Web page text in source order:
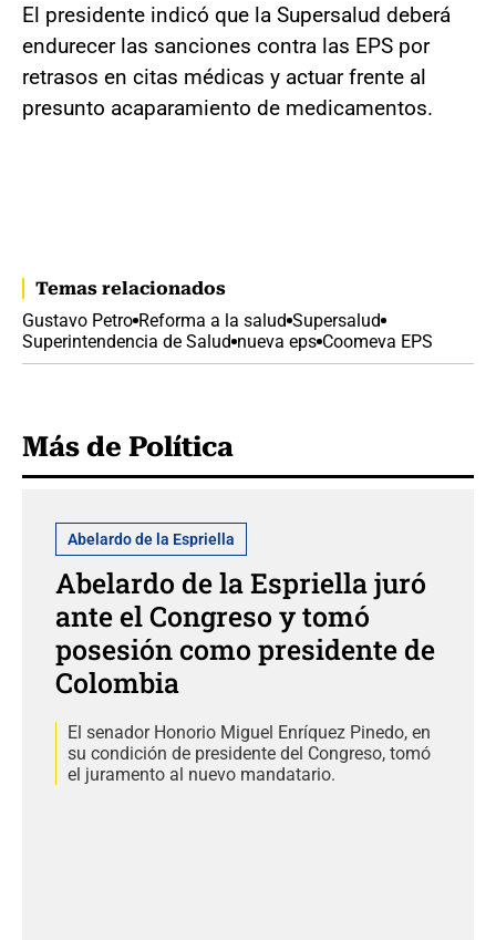
El presidente indicó que la Supersalud deberá
endurecer las sanciones contra las EPS por
retrasos en citas médicas y actuar frente al
presunto acaparamiento de medicamentos.
Temas relacionados
Gustavo Petro Reforma a la salud Supersalud
Superintendencia de Salud nueva eps Coomeva EPS
Más de Política
Abelardo de la Espriella
Abelardo de la Espriella juró
ante el Congreso y tomó
posesión como presidente de
Colombia
El senador Honorio Miguel Enríquez Pinedo, en
su condición de presidente del Congreso, tomó
el juramento al nuevo mandatario.